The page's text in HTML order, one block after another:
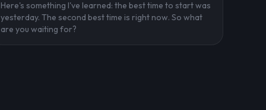
Here's something I've learned: the best time to start was
yesterday. The second best time is right now. So what
are you waiting for?